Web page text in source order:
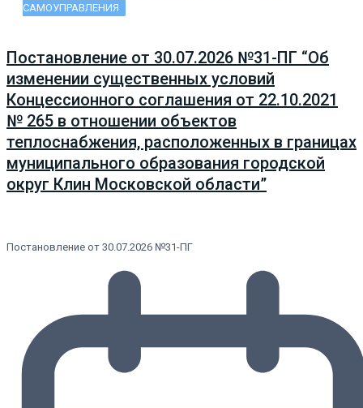
САМОУПРАВЛЕНИЯ
Постановление от 30.07.2026 №31-ПГ “Об
изменении существенных условий
Концессионного соглашения от 22.10.2021
№ 265 в отношении объектов
теплоснабжения, расположенных в границах
муниципального образования городской
округ Клин Московской области”
Постановление от 30.07.2026 №31-ПГ